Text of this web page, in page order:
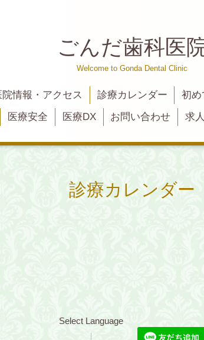
ごんだ歯科医
Welcome to Gonda Dental Clinic
院情報・アクセス 診療カレンダー 初め
医療安全
医療DX お問い合わせ 求
診療カレンダー
Select Language